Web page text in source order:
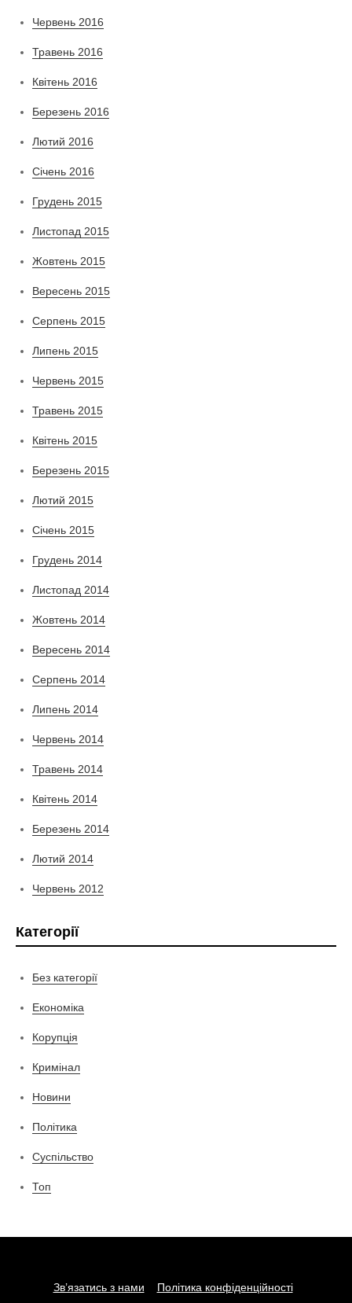
Червень 2016
Травень 2016
Квітень 2016
Березень 2016
Лютий 2016
Січень 2016
Грудень 2015
Листопад 2015
Жовтень 2015
Вересень 2015
Серпень 2015
Липень 2015
Червень 2015
Травень 2015
Квітень 2015
Березень 2015
Лютий 2015
Січень 2015
Грудень 2014
Листопад 2014
Жовтень 2014
Вересень 2014
Серпень 2014
Липень 2014
Червень 2014
Травень 2014
Квітень 2014
Березень 2014
Лютий 2014
Червень 2012
Категорії
Без категорії
Економіка
Корупція
Кримінал
Новини
Політика
Суспільство
Топ
Зв’язатись з нами Політика конфіденційності